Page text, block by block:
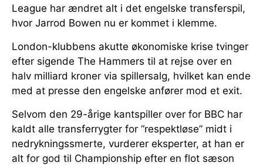
League har ændret alt i det engelske transferspil,
hvor Jarrod Bowen nu er kommet i klemme.
London-klubbens akutte økonomiske krise tvinger
efter sigende The Hammers til at rejse over en
halv milliard kroner via spillersalg, hvilket kan ende
med at presse den engelske anfører mod et exit.
Selvom den 29-årige kantspiller over for BBC har
kaldt alle transferrygter for “respektløse” midt i
nedrykningssmerte, vurderer eksperter, at han er
alt for god til Championship efter en flot sæson